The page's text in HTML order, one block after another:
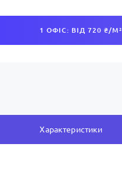
1 ОФІС: ВІД 720 ₴/М²
Характеристики